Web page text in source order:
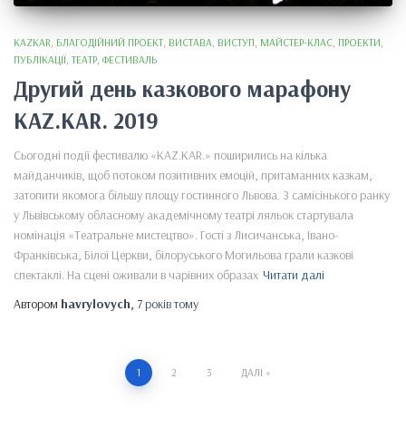
KAZKAR БЛАГОДІЙНИЙ ПРОЕКТ ВИСТАВА ВИСТУП МАЙСТЕР-КЛАС ПРОЕКТИ
ПУБЛІКАЦІЇ ТЕАТР ФЕСТИВАЛЬ
Другий день казкового марафону
KAZ.KAR. 2019
Сьогодні події фестивалю «KAZ.KAR.» поширились на кілька
майданчиків, щоб потоком позитивних емоцій, притаманних казкам,
затопити якомога більшу площу гостинного Львова. З самісінького ранку
у Львівському обласному академічному театрі ляльок стартувала
номінація «Театральне мистецтво». Гості з Лисичанська, Івано-
Франківська, Білої Церкви, білоруського Могильова грали казкові
спектаклі. На сцені оживали в чарівних образах Читати далі
Автором havrylovych, 7 роківтому
1 2 3 ДАЛІ